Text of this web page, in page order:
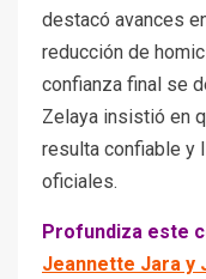
destacó avances
reducción de
confianza final se
Zelaya insistió en
resulta confiable y
oficiales.
Profundiza este
Jeannette Jara y